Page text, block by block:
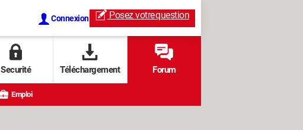
Connexion Posez votrequestion
Securité Téléchargement Forum
Emploi